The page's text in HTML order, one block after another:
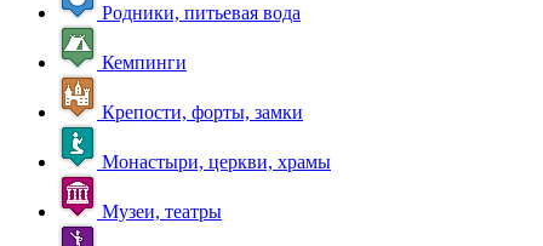
Родники, питьевая вода
Кемпинги
Крепости, форты, замки
Монастыри, церкви, храмы
Музеи, театры